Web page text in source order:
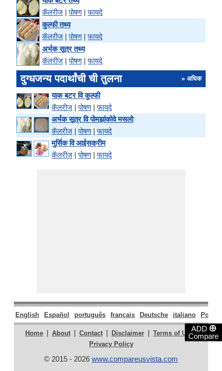
ADD ⊕
Compare
कॅलरीज |पोषण|फायदे
कुल्फी तथ्य
कॅलरीज |पोषण|फायदे
अर्भक सूत्र तथ्य
कॅलरीज |पोषण|फायदे
दुग्धजन्य पदार्थांची ची तुलना » अधिक
याक बटर वि कुल्फी
कॅलरीज |पोषण|फायदे
अर्भक सूत्र वि पोमझांकोवे मसलो
कॅलरीज |पोषण|फायदे
मुर्सिक वि आईसक्रीम
कॅलरीज |पोषण|फायदे
English Español português français Deutsche italiano
Home | About | Contact | Disclaimer | Terms of Use |
Privacy Policy
© 2015 - 2026 www.compareusvista.com